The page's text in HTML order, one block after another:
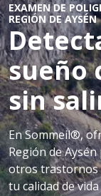
EXAMEN DE
REGIÓN DE AYSÉN
sueño
sin
En Sommeil®,
Región de
otros trastornos
tu calidad de